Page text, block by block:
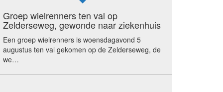
Groep wielrenners ten val op
Zelderseweg, gewonde naar ziekenhuis
Een groep wielrenners is woensdagavond 5
augustus ten val gekomen op de Zelderseweg, de
we…